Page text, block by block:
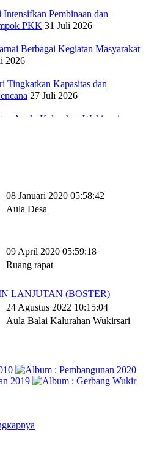
Pembinaan dan
PKK 31 Juli 2026
Berbagai Kegiatan Masyarakat
2026
Tingkatkan Kapasitas dan
27 Juli 2026
Anak, Kalurahan Wukirsari
Desa Ramah Anak
5 November 2010
08 Januari 2020 05:58:42
Aula Desa
09 April 2020 05:59:18
Ruang rapat
LANJUTAN (BOSTER)
24 Agustus 2022 10:15:04
Aula Balai Kalurahan Wukirsari
Kalurahan Wukirsari
03 Februari 2023 08:44:13